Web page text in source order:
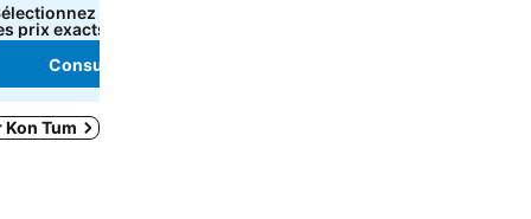
des dates pour voir
prix exacts
Consulter les prix
Tum